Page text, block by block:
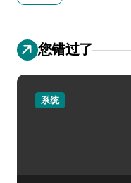
您错过了
系统